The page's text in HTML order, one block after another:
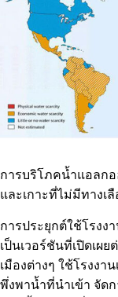
การบริโภคน้ำแอลกอ
และเกาะที่ไม่มีทางเ
การประยุกต์ใช้โรงง
เป็นเวอร์ชันที่เปิดเผ
เมืองต่างๆ ใช้โรงงา
พึ่งพาน้ำที่นำเข้า จัด